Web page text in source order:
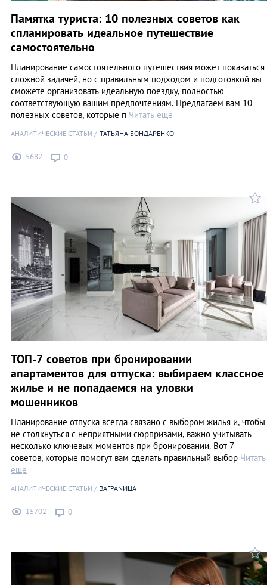
Памятка туриста: 10 полезных советов как
спланировать идеальное путешествие
самостоятельно
Планирование самостоятельного путешествия может показаться
сложной задачей, но с правильным подходом и подготовкой вы
сможете организовать идеальную поездку, полностью
соответствующую вашим предпочтениям. Предлагаем вам 10
полезных советов, которые п Читать еще
АНАЛИТИЧЕСКИЕ СТАТЬИ ТАТЬЯНА БОНДАРЕНКО
5682 0
ТОП-7 советов при бронировании
апартаментов для отпуска: выбираем классное
жилье и не попадаемся на уловки
мошенников
Планирование отпуска всегда связано с выбором жилья и, чтобы
не столкнуться с неприятными сюрпризами, важно учитывать
несколько ключевых моментов при бронировании. Вот 7
советов, которые помогут вам сделать правильный выбор Читать
еще
АНАЛИТИЧЕСКИЕ СТАТЬИ ЗАГРАNИЦА
15702 0